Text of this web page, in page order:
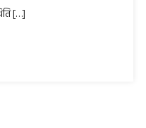
[…]